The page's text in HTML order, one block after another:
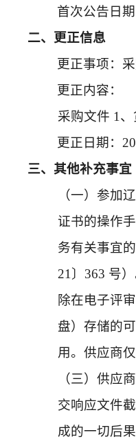
首次公告日
二、更正信息
更正事项：
更正内容：
采购文件 1
更正日期：
三、其他补充事宜
（一）参加
证书的操作
务有关事宜
21〕363 号
除在电子评
盘）存储的
用。供应商
（三）供应
交响应文件
成的一切后